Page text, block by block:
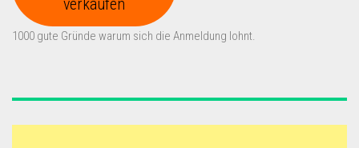
verkaufen
1000 gute Gründe warum sich die Anmeldung lohnt.